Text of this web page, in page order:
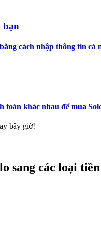
bạn
cách nhập thông tin cá
toán khác nhau để mua
bây giờ!
sang các loại